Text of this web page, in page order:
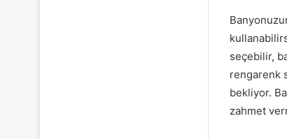
seçebilir,
rengarenk
bekliyor.
zahmet